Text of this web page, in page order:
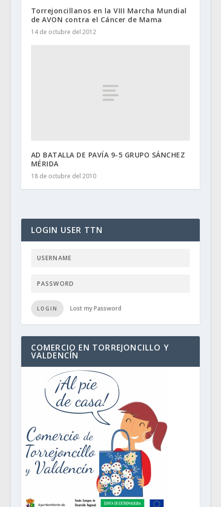
Torrejoncillanos en la VIII Marcha Mundial
de AVON contra el Cáncer de Mama
14 de octubre del 2012
AD BATALLA DE PAVÍA 9-5 GRUPO SÁNCHEZ
MÉRIDA
18 de octubre del 2010
LOGIN USER TTN
LOGIN Lost my Password
COMERCIO EN TORREJONCILLO Y
VALDENCÍN